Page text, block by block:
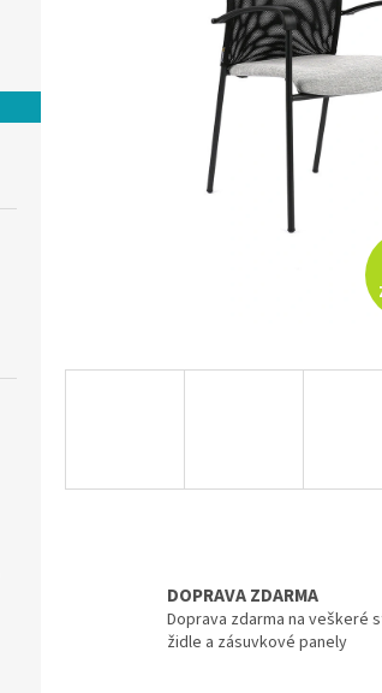
DOPRAVA ZDARMA
Doprava zdarma na veškeré
židle a zásuvkové panely